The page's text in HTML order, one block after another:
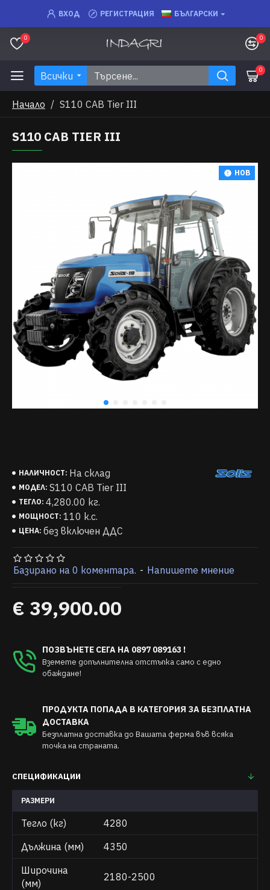
ВХОД РЕГИСТРАЦИЯ БЪЛГАРСКИ
0 0
Всички 0
Начало S110 CAB Tier III
S110 CAB TIER III
НОВ
НАЛИЧНОСТ: На склад
МОДЕЛ: S110 CAB Tier III
ТЕГЛО: 4,280.00 кг.
МОЩНОСТ: 110 к.с.
ЦЕНА: без включен ДДС
Базирано на 0 коментара. - Напишете мнение
€ 39,900.00
ПОЗВЪНЕТЕ СЕГА НА 0897 089163 !
Вземете допълнителна отстъпка само с едно
обаждане!
ПРОДУКТА ПОПАДА В КАТЕГОРИЯ ЗА БЕЗПЛАТНА
ДОСТАВКА
Безплатна доставка до Вашата ферма във всяка
точка на страната.
СПЕЦИФИКАЦИИ
РАЗМЕРИ
Тегло (кг)
4280
Дължина (мм)
4350
Широчина
(мм)
2180-2500